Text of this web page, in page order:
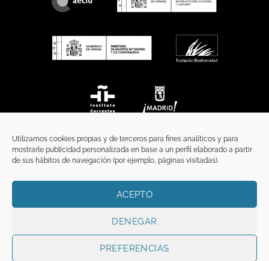
Utilizamos cookies propias y de terceros para fines analíticos y para
mostrarle publicidad personalizada en base a un perfil elaborado a partir
de sus hábitos de navegación (por ejemplo, páginas visitadas).
ACEPTO
DENEGAR
PREFERENCIAS
TÉRMINOS Y CONDICIONES
Copyright 2026 ©FunciFUNCI es titular de los derechos de propiedad
intelectual e industrial de este sitio web, y es también titular o tiene la